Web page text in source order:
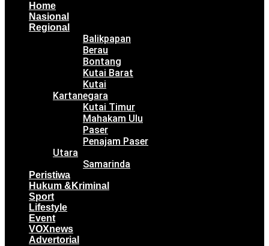
Home
Nasional
Regional
Balikpapan
Berau
Bontang
Kutai Barat
Kutai
Kartanegara
Kutai Timur
Mahakam Ulu
Paser
Penajam Paser
Utara
Samarinda
Peristiwa
Hukum &Kriminal
Sport
Lifestyle
Event
VOXnews
Advertorial